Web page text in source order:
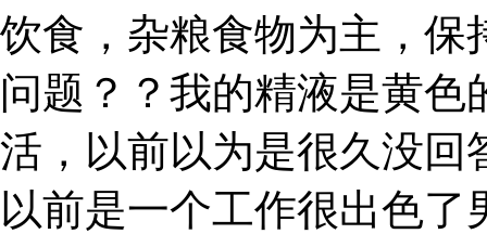
饮食，杂粮食物为主，保
问题？？我的精液是黄
活，以前以为是很久没回
以前是一个工作很出色了